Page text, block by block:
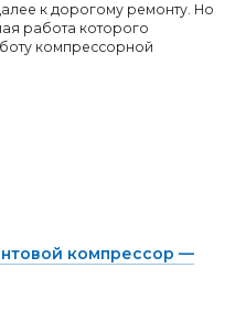
к дорогому ремонту. Но
работа которого
компрессорной
компрессор —